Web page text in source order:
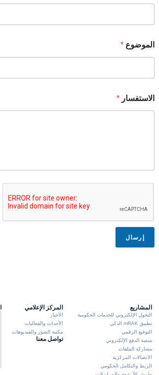
الموضوع*
الاستفسار*
إرسال
المشاريع
التحول الإلكتروني للخدمات الحكومية
تطبيق mRAK الذكي
التوقيع الرقمي
منصة الدفع الإلكتروني
مشاركة الملفات
الاتصالات المركزية
الربط والتكامل الحكومي
المركز الإعلامي
الأخبار
الأحداث والفعاليات
مكتبة الصور والفيديوهات
تواصل معنا